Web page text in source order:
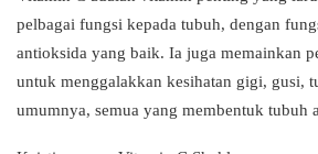
pelbagai fungsi kepada tubuh, dengan
antioksida yang baik. Ia juga memainkan
untuk menggalakkan kesihatan gigi, gusi,
umumnya, semua yang membentuk tubuh